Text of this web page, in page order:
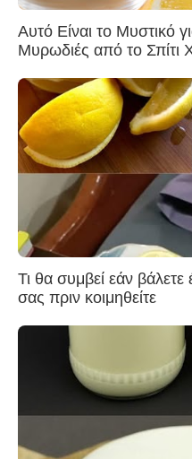
Αυτό Είναι το Μυστικό
Μυρωδιές από το Σπίτι
Τι θα συμβεί εάν
σας πριν κοιμηθείτε